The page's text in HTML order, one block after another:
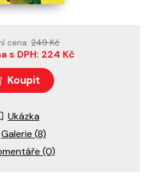
cena: 249 Kč
s DPH: 224 Kč
Koupit
Ukázka
Galerie (8)
(0)